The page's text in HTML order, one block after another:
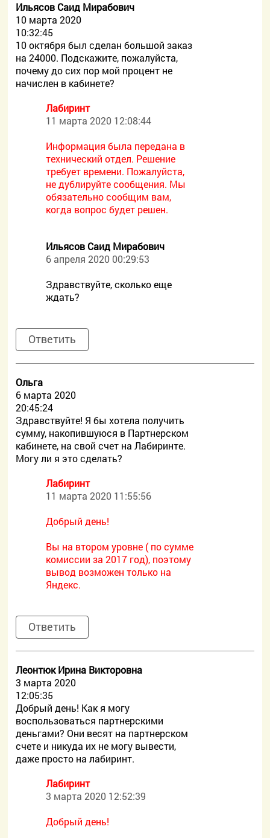
Ильясов Саид Мирабович
10 марта 2020
10:32:45
10 октября был сделан большой заказ
на 24000. Подскажите, пожалуйста,
почему до сих пор мой процент не
начислен в кабинете?
Лабиринт
11 марта 2020 12:08:44
Информация была передана в
технический отдел. Решение
требует времени. Пожалуйста,
не дублируйте сообщения. Мы
обязательно сообщим вам,
когда вопрос будет решен.
Ильясов Саид Мирабович
6 апреля 2020 00:29:53
Здравствуйте, сколько еще
ждать?
Ответить
Ольга
6 марта 2020
20:45:24
Здравствуйте! Я бы хотела получить
сумму, накопившуюся в Партнерском
кабинете, на свой счет на Лабиринте.
Могу ли я это сделать?
Лабиринт
11 марта 2020 11:55:56
Добрый день!
Вы на втором уровне ( по сумме
комиссии за 2017 год), поэтому
вывод возможен только на
Яндекс.
Ответить
Леонтюк Ирина Викторовна
3 марта 2020
12:05:35
Добрый день! Как я могу
воспользоваться партнерскими
деньгами? Они весят на партнерском
счете и никуда их не могу вывести,
даже просто на лабиринт.
Лабиринт
3 марта 2020 12:52:39
Добрый день!